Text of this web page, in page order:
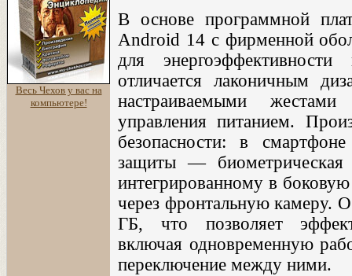
Весь Чехов у вас на
компьютере!
В основе программной
Android 14 с фирменной
для
отличается лаконичным
настраиваемыми
управления питанием.
безопасности: в
защиты — биометрическая
интегрированному в
через фронтальную камеру.
ГБ, что позволяет
включая одновременную
переключение между ними.